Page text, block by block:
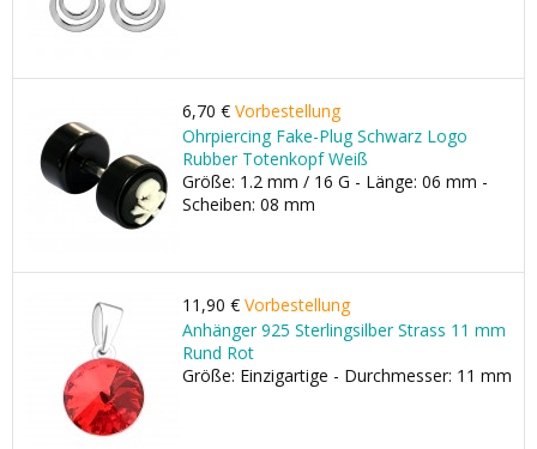
6,70 € Vorbestellung
Ohrpiercing Fake-Plug Schwarz Logo
Rubber Totenkopf Weiß
Größe: 1.2 mm / 16 G - Länge: 06 mm -
Scheiben: 08 mm
11,90 € Vorbestellung
Anhänger 925 Sterlingsilber Strass 11 mm
Rund Rot
Größe: Einzigartige - Durchmesser: 11 mm